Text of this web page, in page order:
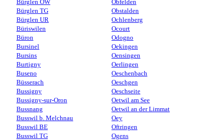
Bürglen OW
Bürglen TG
Bürglen UR
Büriswilen
Büron
Bursinel
Bursins
Burtigny
Buseno
Büsserach
Bussigny
Bussigny-sur-Oron
Bussnang
Busswil b. Melchnau
Busswil BE
Busswil TG
Obfelden
Obstalden
Ochlenberg
Ocourt
Odogno
Oekingen
Oensingen
Oerlingen
Oeschenbach
Oeschgen
Oeschseite
Oetwil am See
Oetwil an der Limmat
Oey
Oftringen
Ogens